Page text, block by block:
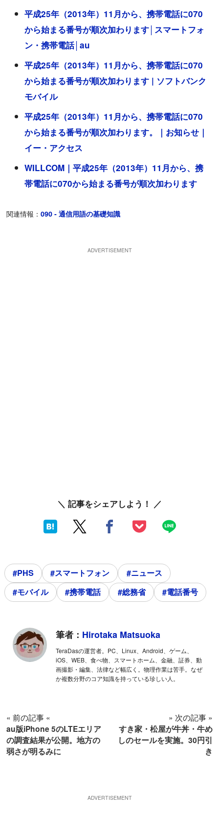
平成25年（2013年）11月から、携帯電話に070
から始まる番号が順次加わります│スマートフォ
ン・携帯電話│au
平成25年（2013年）11月から、携帯電話に070
から始まる番号が順次加わります | ソフトバンク
モバイル
平成25年（2013年）11月から、携帯電話に070
から始まる番号が順次加わります。｜お知らせ｜
イー・アクセス
WILLCOM｜平成25年（2013年）11月から、携
帯電話に070から始まる番号が順次加わります
関連情報：090 ‐ 通信用語の基礎知識
＼ 記事をシェアしよう！ ／
#PHS #スマートフォン
#ニュース
#モバイル
#携帯電話 #総務省 #電話番号
筆者： Hirotaka Matsuoka
TeraDasの運営者。PC、Linux、Android、ゲーム、
iOS、WEB、食べ物、スマートホーム、金融、証券、動
画撮影・編集、法律など幅広く。物理作業は苦手。なぜ
か複数分野のコア知識を持っている珍しい人。
« 前の記事 «
au版iPhone 5のLTEエリア
の調査結果が公開。地方の
弱さが明るみに
» 次の記事 »
すき家・松屋が牛丼・牛め
しのセールを実施。30円引
き